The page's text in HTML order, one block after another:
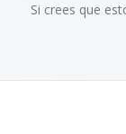
Si crees que